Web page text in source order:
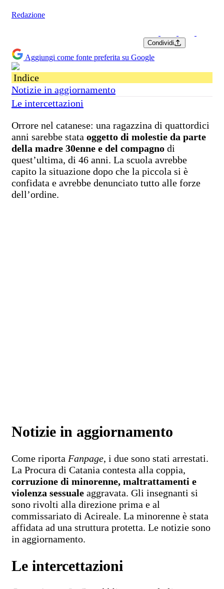
Redazione
Condividi
Aggiungi come fonte preferita su Google
Indice
Notizie in aggiornamento
Le intercettazioni
Orrore nel catanese: una ragazzina di quattordici
anni sarebbe stata oggetto di molestie da parte
della madre 30enne e del compagno di
quest’ultima, di 46 anni. La scuola avrebbe
capito la situazione dopo che la piccola si è
confidata e avrebbe denunciato tutto alle forze
dell’ordine.
Notizie in aggiornamento
Come riporta Fanpage, i due sono stati arrestati.
La Procura di Catania contesta alla coppia,
corruzione di minorenne, maltrattamenti e
violenza sessuale aggravata. Gli insegnanti si
sono rivolti alla direzione prima e al
commissariato di Acireale. La minorenne è stata
affidata ad una struttura protetta. Le notizie sono
in aggiornamento.
Le intercettazioni